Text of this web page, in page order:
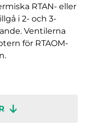
RTAN- eller
i 2- och 3-
Ventilerna
för RTAOM-